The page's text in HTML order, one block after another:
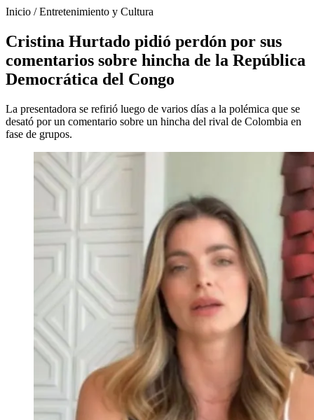
Inicio /Entretenimiento y Cultura
Cristina Hurtado pidió perdón por sus
comentarios sobre hincha de la República
Democrática del Congo
La presentadora se refirió luego de varios días a la polémica que se
desató por un comentario sobre un hincha del rival de Colombia en
fase de grupos.